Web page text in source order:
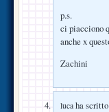
p.s.
ci piacciono
anche x
Zachini
luca ha